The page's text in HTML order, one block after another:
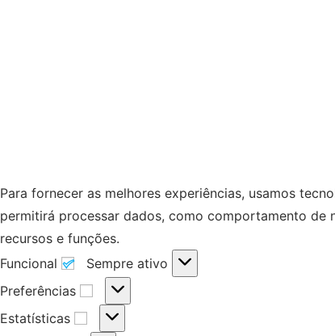
Para fornecer as melhores experiências, usamos
permitirá processar dados, como comportamento de
recursos e funções.
Funcional
Sempre ativo
Preferências
Estatísticas